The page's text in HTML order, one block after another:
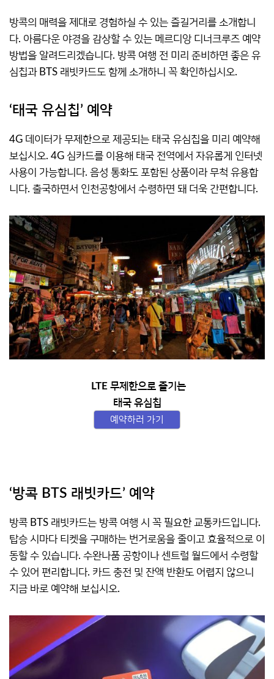
방콕의 매력을 제대로 경험하실 수 있는 즐길거리를 소개합니
다. 아름다운 야경을 감상할 수 있는 메르디앙 디너크루즈 예약
방법을 알려드리겠습니다. 방콕 여행 전 미리 준비하면 좋은 유
심칩과 BTS 래빗카드도 함께 소개하니 꼭 확인하십시오.
‘태국 유심칩’ 예약
4G 데이터가 무제한으로 제공되는 태국 유심칩을 미리 예약해
보십시오. 4G 심카드를 이용해 태국 전역에서 자유롭게 인터넷
사용이 가능합니다. 음성 통화도 포함된 상품이라 무척 유용합
니다. 출국하면서 인천공항에서 수령하면 돼 더욱 간편합니다.
LTE 무제한으로 즐기는
태국 유심칩
예약하러 가기
‘방콕 BTS 래빗카드’ 예약
방콕 BTS 래빗카드는 방콕 여행 시 꼭 필요한 교통카드입니다.
탑승 시마다 티켓을 구매하는 번거로움을 줄이고 효율적으로 이
동할 수 있습니다. 수완나품 공항이나 센트럴 월드에서 수령할
수 있어 편리합니다. 카드 충전 및 잔액 반환도 어렵지 않으니
지금 바로 예약해 보십시오.